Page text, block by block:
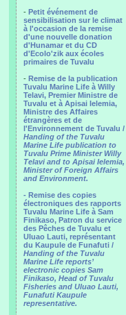
- Petit événement de
sensibilisation sur le climat
à l'occasion de la remise
d'une nouvelle donation
d'Hunamar et du CD
d'Ecolo'zik aux écoles
primaires de Tuvalu
- Remise de la publication
Tuvalu Marine Life à Willy
Telavi, Premier Ministre de
Tuvalu et à Apisai Ielemia,
Ministre des Affaires
étrangères et de
l'Environnement de Tuvalu /
Handing of the Tuvalu
Marine Life publication to
Tuvalu Prime Minister Willy
Telavi and to Apisai Ielemia,
Minister of Foreign Affairs
and Environment.
- Remise des copies
électroniques des rapports
Tuvalu Marine Life à Sam
Finikaso, Patron du service
des Pêches de Tuvalu et
Uluao Lauti, représentant
du Kaupule de Funafuti /
Handing of the Tuvalu
Marine Life reports’
electronic copies Sam
Finikaso, Head of Tuvalu
Fisheries and Uluao Lauti,
Funafuti Kaupule
representative.